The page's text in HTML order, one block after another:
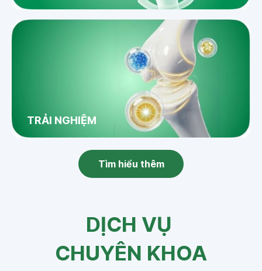
TRẢI NGHIỆM
Tìm hiểu thêm
DỊCH VỤ
CHUYÊN KHOA